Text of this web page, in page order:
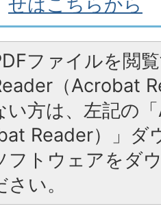
ファイルを閲
（Acrobat
い方は、左記の
Reader）」ダ
フトウェアをダ
い。